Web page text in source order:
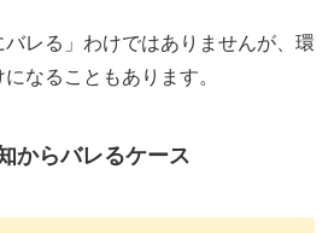
バレる」わけではありませんが、環
なることもあります。
からバレるケース